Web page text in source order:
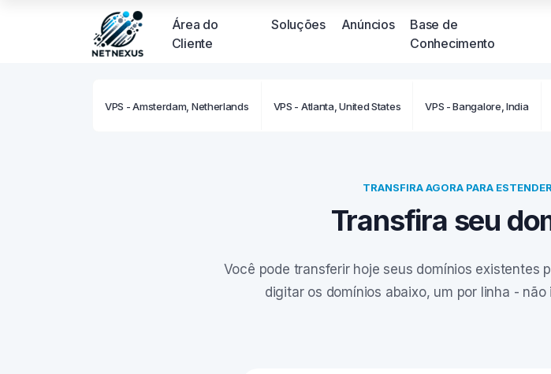
Área do
Cliente
Soluções Anúncios
Base de
Conhecimento
VPS - Amsterdam, Netherlands VPS - Atlanta, United States VPS - Bangalore, India
TRANSFIRA AGORA PARA
Transfira seu
Você pode transferir hoje seus domínios existentes
digitar os domínios abaixo, um por linha -